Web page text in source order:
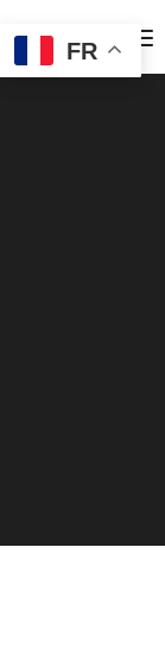
MENU
FR